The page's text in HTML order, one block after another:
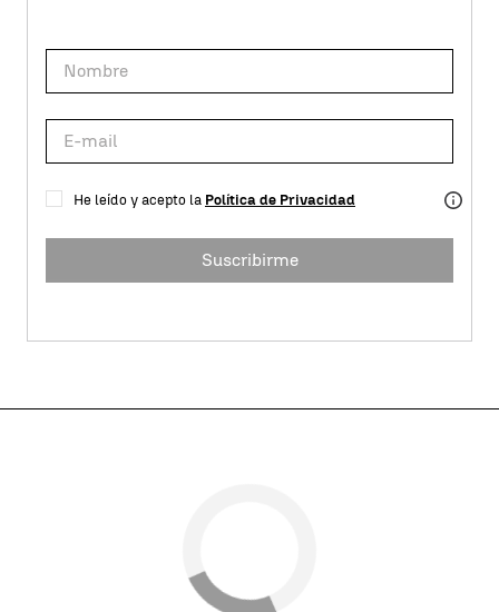
He leído y acepto la Política de Privacidad
Suscribirme